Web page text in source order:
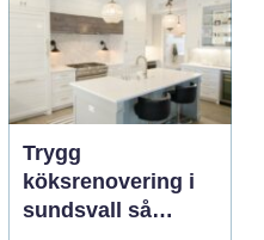
Trygg
köksrenovering i
sundsvall så